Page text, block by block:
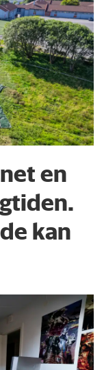
en
kan